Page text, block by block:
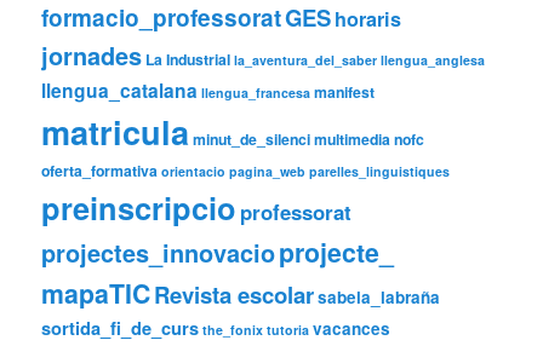
formacio_professoratGEShoraris
jornades La Industrial la_aventura_del_saber llengua_anglesa
llengua_catalana llengua_francesa manifest
matriculaminut_de_silencimultimedianofc
oferta_formativa orientacio pagina_web parelles_linguistiques
preinscripcio professorat
projectes_innovacioprojecte_
mapaTICRevista escolarsabela_labraña
sortida_fi_de_curs the_fonix tutoria vacances